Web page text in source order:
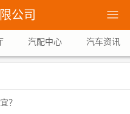
公司 
汽配中心 汽车资讯
？